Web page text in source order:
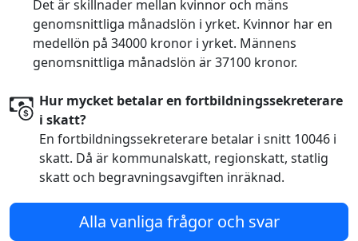
Det är skillnader mellan kvinnor och mäns
genomsnittliga månadslön i yrket. Kvinnor har en
medellön på 34000 kronor i yrket. Männens
genomsnittliga månadslön är 37100 kronor.
Hur mycket betalar en fortbildningssekreterare
i skatt?
En fortbildningssekreterare betalar i snitt 10046 i
skatt. Då är kommunalskatt, regionskatt, statlig
skatt och begravningsavgiften inräknad.
Alla vanliga frågor och svar